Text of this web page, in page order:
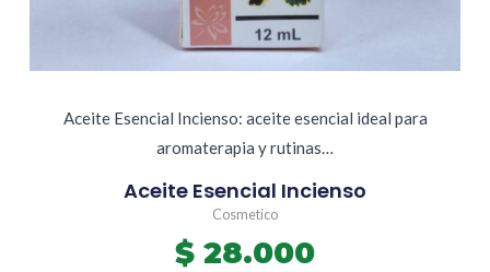
Aceite Esencial Incienso: aceite esencial ideal para
aromaterapia y rutinas…
Aceite Esencial Incienso
Cosmetico
$ 28.000